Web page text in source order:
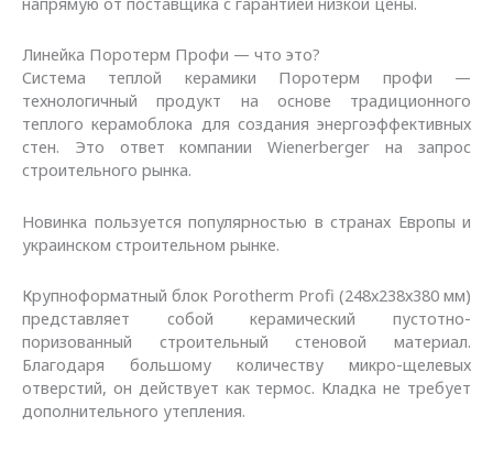
Линейка Поротерм Профи — что это?
Система теплой керамики Поротерм профи —
технологичный продукт на основе традиционного
теплого керамоблока для создания энергоэффективных
стен. Это ответ компании Wienerberger на запрос
строительного рынка.
Новинка пользуется популярностью в странах Европы и
украинском строительном рынке.
Крупноформатный блок Porotherm Profi (248х238х380 мм)
представляет собой керамический пустотно-
поризованный строительный стеновой материал.
Благодаря большому количеству микро-щелевых
отверстий, он действует как термос. Кладка не требует
дополнительного утепления.